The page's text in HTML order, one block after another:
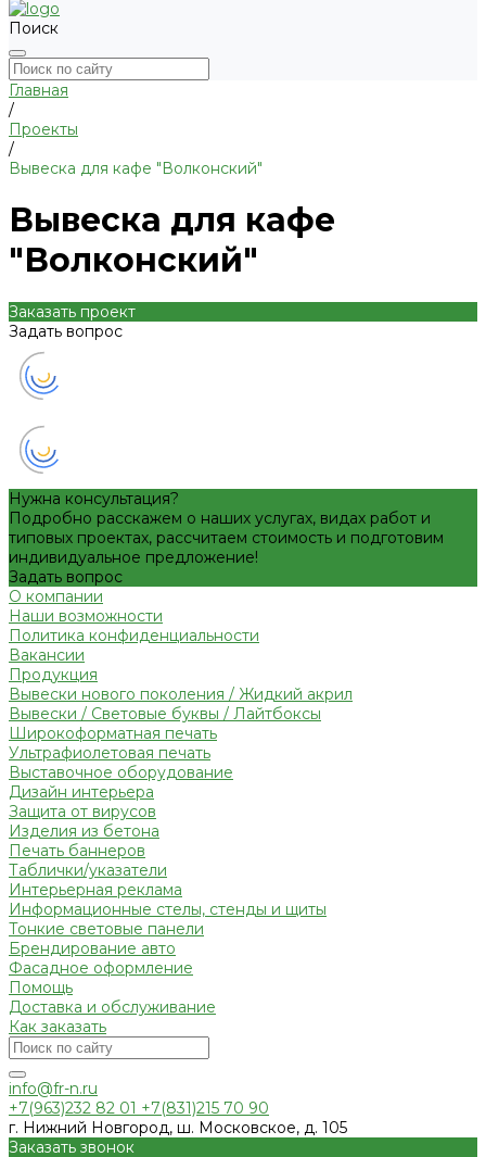
Поиск
Главная
/
Проекты
/
Вывеска для кафе "Волконский"
Вывеска для кафе
"Волконский"
Заказать проект
Задать вопрос
Нужна консультация?
Подробно расскажем о наших услугах, видах работ и
типовых проектах, рассчитаем стоимость и подготовим
индивидуальное предложение!
Задать вопрос
О компании
Наши возможности
Политика конфиденциальности
Вакансии
Продукция
Вывески нового поколения / Жидкий акрил
Вывески / Световые буквы / Лайтбоксы
Широкоформатная печать
Ультрафиолетовая печать
Выставочное оборудование
Дизайн интерьера
Защита от вирусов
Изделия из бетона
Печать баннеров
Таблички/указатели
Интерьерная реклама
Информационные стелы, стенды и щиты
Тонкие световые панели
Брендирование авто
Фасадное оформление
Помощь
Доставка и обслуживание
Как заказать
info@fr-n.ru
+7(963)232 82 01 +7(831)215 70 90
г. Нижний Новгород, ш. Московское, д. 105
Заказать звонок